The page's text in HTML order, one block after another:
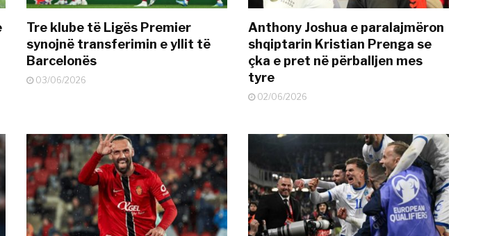
Tre klube të Ligës Premier
synojnë transferimin e yllit të
Barcelonës
03/06/2026
Anthony Joshua e paralajmëron
shqiptarin Kristian Prenga se
çka e pret në përballjen mes
tyre
02/06/2026